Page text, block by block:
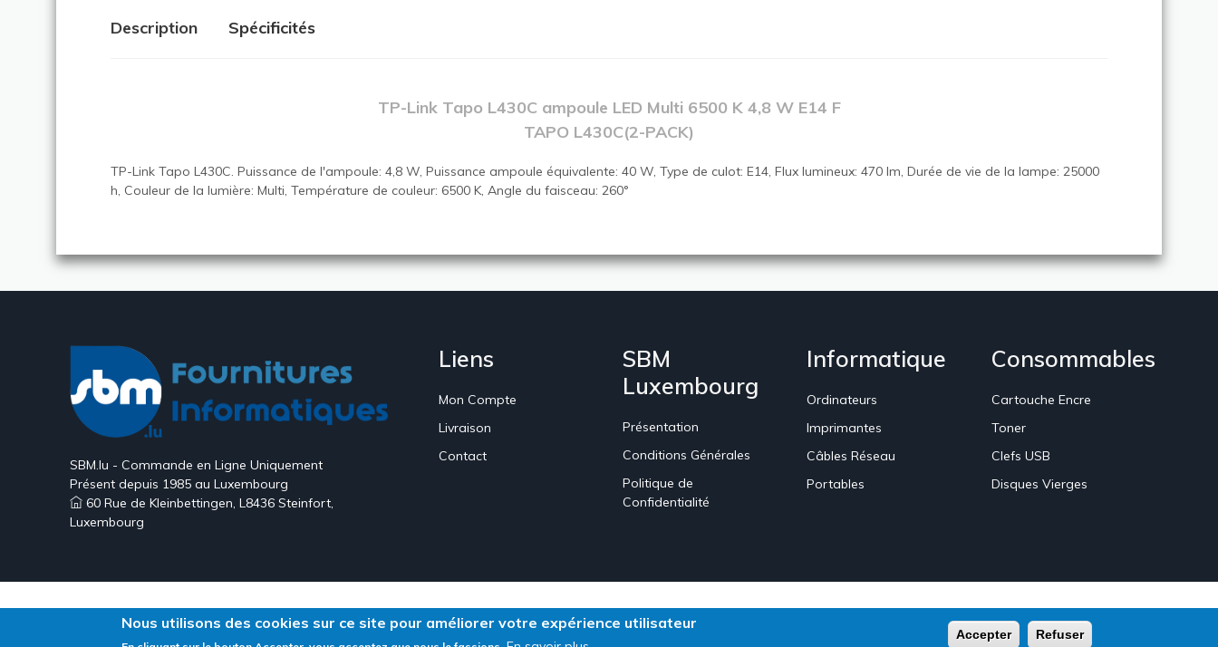
Description Spécificités
TP-Link Tapo L430C ampoule LED Multi 6500 K 4,8 W E14 F
TAPO L430C(2-PACK)
TP-Link Tapo L430C. Puissance de l'ampoule: 4,8 W, Puissance ampoule équivalente: 40 W, Type de culot: E14, Flux lumineux: 470 lm, Durée de vie de la lampe: 25000
h, Couleur de la lumière: Multi, Température de couleur: 6500 K, Angle du faisceau: 260°
SBM.lu - Commande en Ligne Uniquement
Présent depuis 1985 au Luxembourg
60 Rue de Kleinbettingen, L8436 Steinfort,
Luxembourg
Liens
Mon Compte
Livraison
Contact
SBM
Luxembourg
Présentation
Conditions Générales
Politique de
Confidentialité
Informatique
Ordinateurs
Imprimantes
Câbles Réseau
Portables
Consommables
Cartouche Encre
Toner
Clefs USB
Disques Vierges
Création Site E-commerce Luxembourg - Neweb Creations
Nous utilisons des cookies sur ce site pour améliorer votre expérience utilisateur
Accepter Refuser